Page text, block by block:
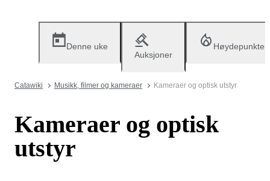
Denne uke
Auksjoner
Høydepunkter
Catawiki Musikk, filmer og kameraer Kameraer og optisk utstyr
Kameraer og optisk
utstyr